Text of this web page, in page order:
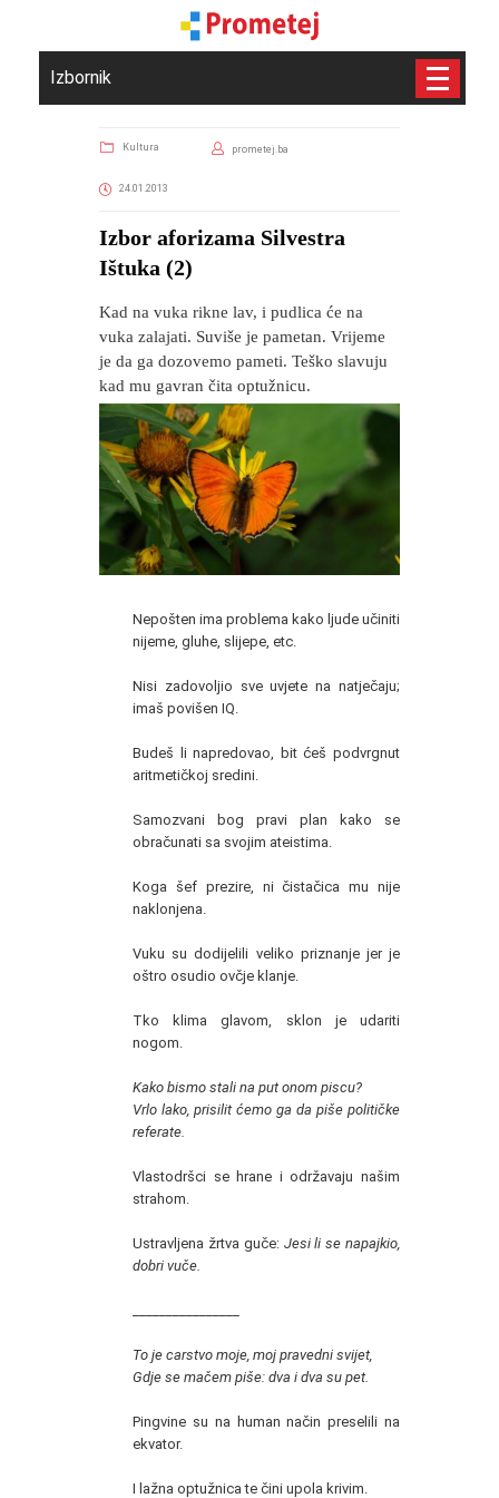
Izbornik
Kultura prometej.ba
24.01.2013
Izbor aforizama Silvestra
Ištuka (2)
Kad na vuka rikne lav, i pudlica će na
vuka zalajati. Suviše je pametan. Vrijeme
je da ga dozovemo pameti. Teško slavuju
kad mu gavran čita optužnicu.
Nepošten ima problema kako ljude učiniti
nijeme, gluhe, slijepe, etc.
Nisi zadovoljio sve uvjete na natječaju;
imaš povišen IQ.
Budeš li napredovao, bit ćeš podvrgnut
aritmetičkoj sredini.
Samozvani bog pravi plan kako se
obračunati sa svojim ateistima.
Koga šef prezire, ni čistačica mu nije
naklonjena.
Vuku su dodijelili veliko priznanje jer je
oštro osudio ovčje klanje.
Tko klima glavom, sklon je udariti
nogom.
Kako bismo stali na put onom piscu?
Vrlo lako, prisilit ćemo ga da piše političke
referate.
Vlastodršci se hrane i održavaju našim
strahom.
Ustravljena žrtva guče:Jesi li se napajkio,
dobri vuče.
To je carstvo moje, moj pravedni svijet,
Gdje se mačem piše: dva i dva su pet.
Pingvine su na human način preselili na
ekvator.
I lažna optužnica te čini upola krivim.